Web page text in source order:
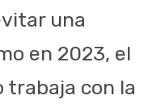
una
en 2023, el
trabaja con la